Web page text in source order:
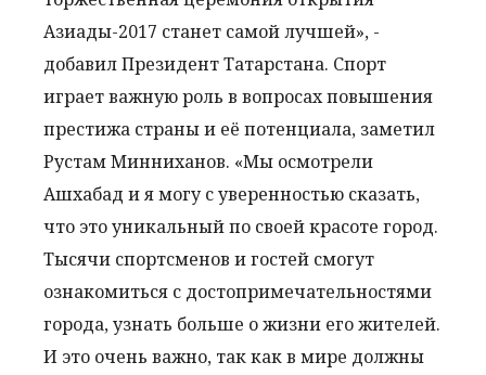
Азиады-2017 станет самой лучшей», -
добавил Президент Татарстана. Спорт
играет важную роль в вопросах повышения
престижа страны и её потенциала, заметил
Рустам Минниханов. «Мы осмотрели
Ашхабад и я могу с уверенностью сказать,
что это уникальный по своей красоте город.
Тысячи спортсменов и гостей смогут
ознакомиться с достопримечательностями
города, узнать больше о жизни его жителей.
И это очень важно, так как в мире должны